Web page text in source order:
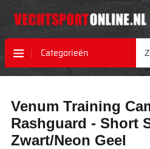
Categorieën
naar
het
einde
van
naar
het
begin
van
Venum Training
Rashguard - Short
Zwart/Neon Geel